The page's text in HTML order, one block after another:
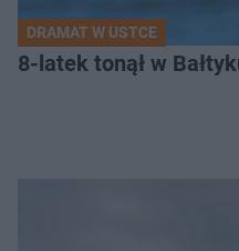
DRAMAT W USTCE
8-latek tonął w